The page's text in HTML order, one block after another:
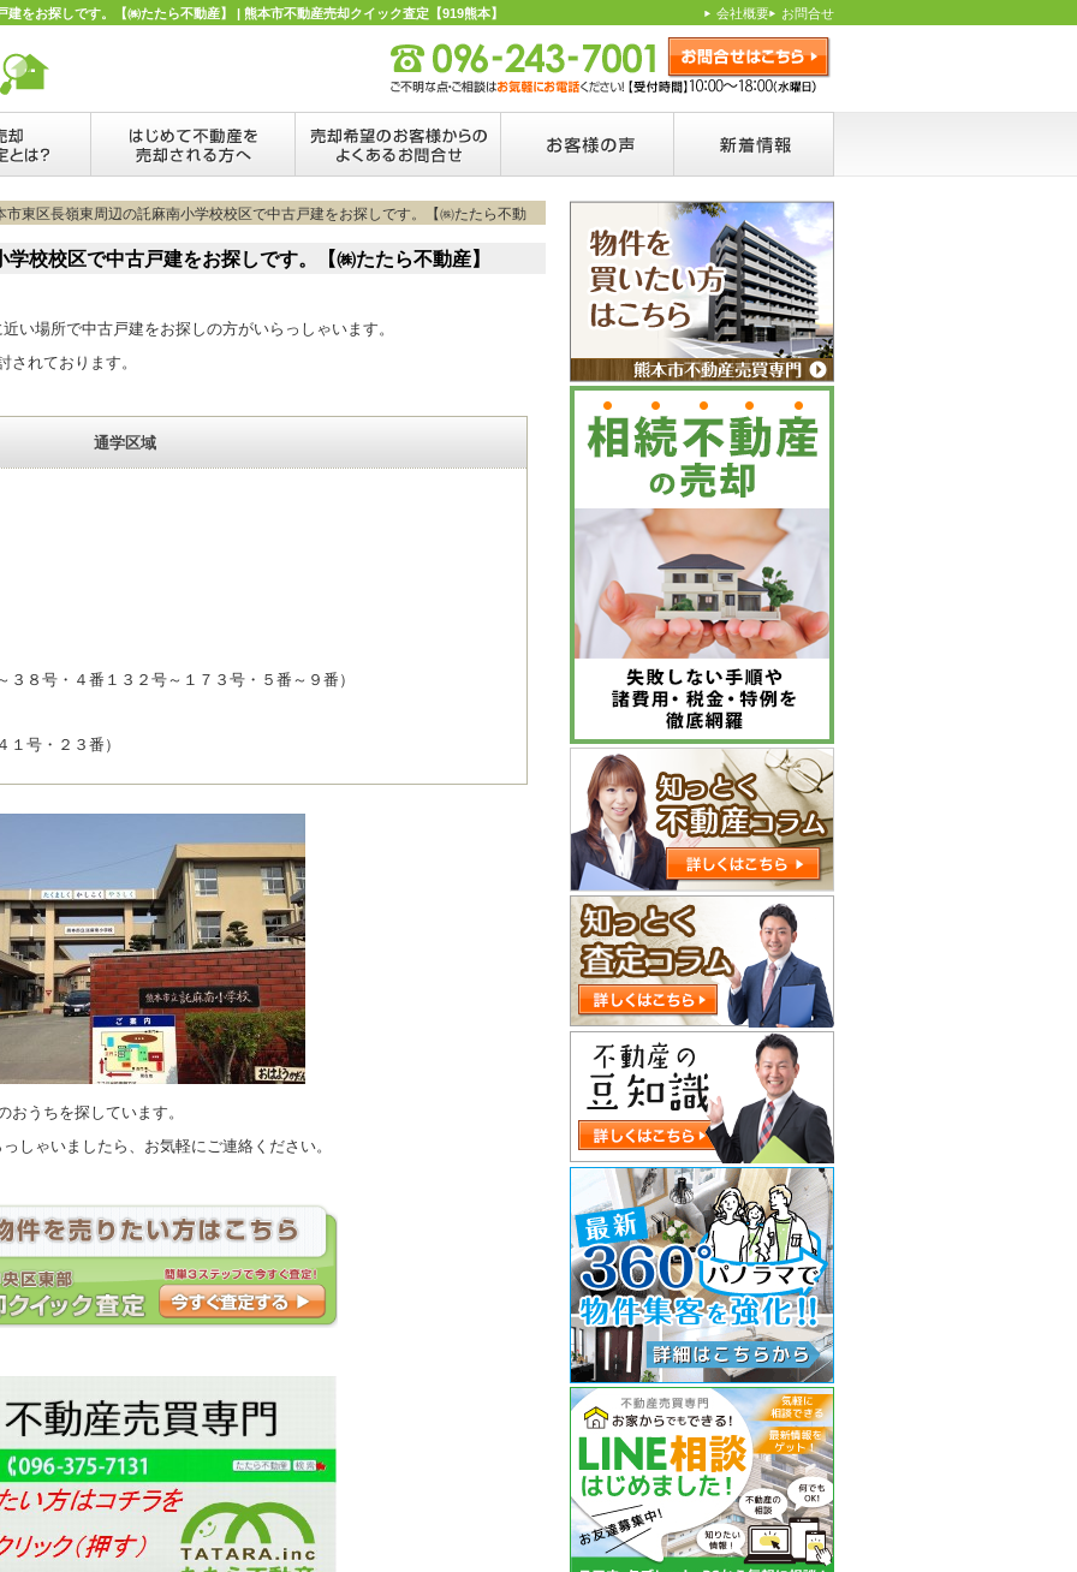
をお探しです。【㈱たたら不動産】 | 熊本市不動産売却クイック査定【919熊本】 会社概要 お問合せ
市東区長嶺東周辺の託麻南小学校校区で中古戸建をお探しです。【㈱たたら不動
校校区で中古戸建をお探しです。【㈱たたら不動産】
い場所で中古戸建をお探しの方がいらっしゃいます。
されております。
通学区域
８号・４番１３２号～１７３号・５番～９番）
号・２３番）
おうちを探しています。
しゃいましたら、お気軽にご連絡ください。